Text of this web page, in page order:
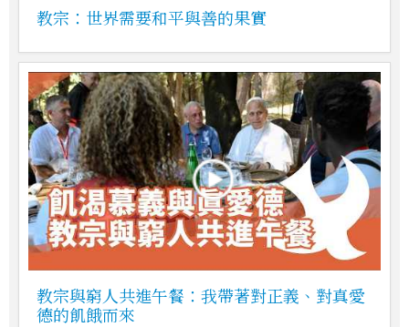
教宗：世界需要和平與善的果實
教宗與窮人共進午餐：我帶著對正義、對真愛
德的飢餓而來